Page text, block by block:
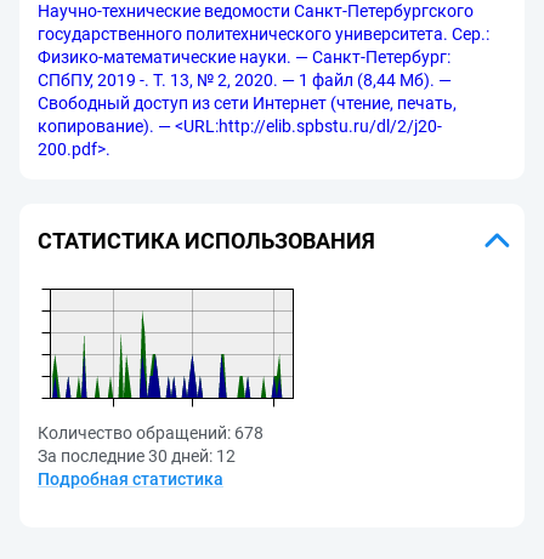
Научно-технические ведомости Санкт-Петербургского
государственного политехнического университета. Сер.:
Физико-математические науки. — Санкт-Петербург:
СПбПУ, 2019 -. Т. 13, № 2, 2020. — 1 файл (8,44 Мб). —
Свободный доступ из сети Интернет (чтение, печать,
копирование). — <URL:http://elib.spbstu.ru/dl/2/j20-
200.pdf>.
СТАТИСТИКА ИСПОЛЬЗОВАНИЯ
Количество обращений: 678
За последние 30 дней: 12
Подробная статистика